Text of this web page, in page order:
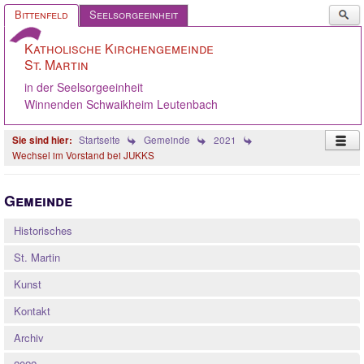
Bittenfeld Seelsorgeeinheit
...
Katholische Kirchengemeinde
St. Martin
in der Seelsorgeeinheit
Winnenden Schwaikheim Leutenbach
Startseite Gemeinde
2021
Wechsel im Vorstand bei JUKKS
Ökumene
Gelebter Glaube
Gemeinde
Historisches
St. Martin
Kunst
Kontakt
Archiv